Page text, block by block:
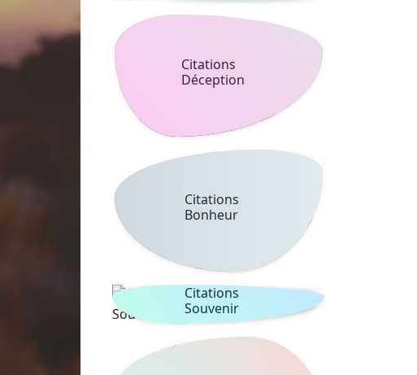
Citations
Déception
Citations
Bonheur
Citations
Souvenir